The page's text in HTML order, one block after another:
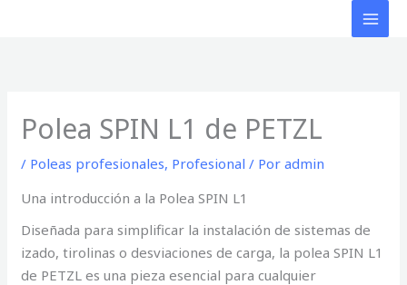
Polea SPIN L1 de PETZL
/ Poleas profesionales, Profesional / Poradmin
Una introducción a la Polea SPIN L1
Diseñada para simplificar la instalación de sistemas de
izado, tirolinas o desviaciones de carga, la polea SPIN L1
de PETZL es una pieza esencial para cualquier